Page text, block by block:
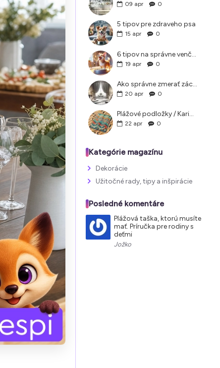
09 apr 0
5 tipov pre zdraveho psa
15 apr 0
6 tipov na správne venčenie psa v letných horúčavách
19 apr 0
Ako správne zmerať záclony a závesy?
20 apr 0
Plážové podložky / Karimatky na pláž ako si vybrať
22 apr 0
Kategórie magazínu
Dekorácie
Užitočné rady, tipy a inšpirácie
Posledné komentáre
Plážová taška, ktorú musíte
mať. Príručka pre rodiny s
deťmi
Jožko